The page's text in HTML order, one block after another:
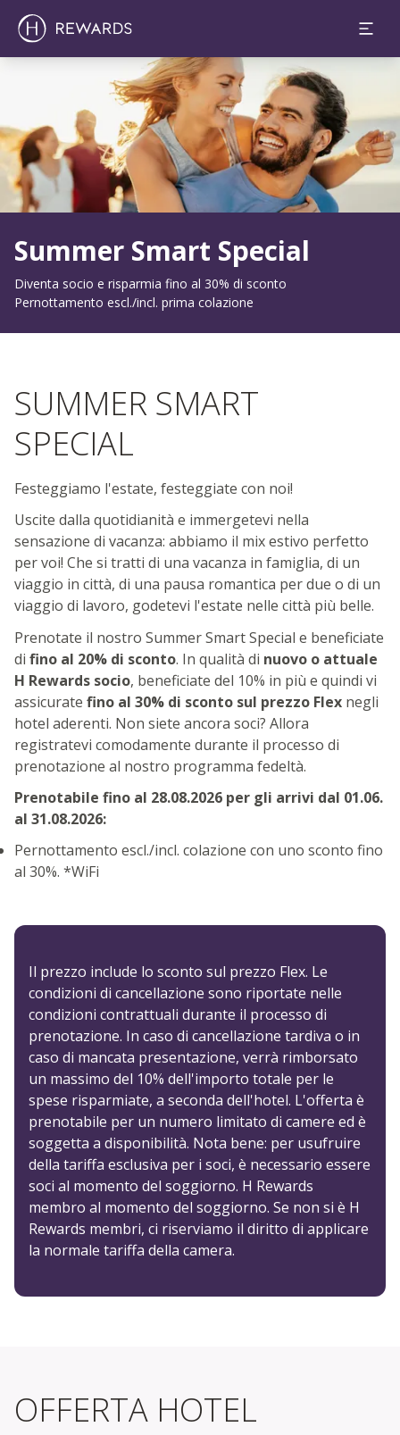
Summer Smart Special
Diventa socio e risparmia fino al 30% di sconto
Pernottamento escl./incl. prima colazione
SUMMER SMART
SPECIAL
Festeggiamo l'estate, festeggiate con noi!
Uscite dalla quotidianità e immergetevi nella
sensazione di vacanza: abbiamo il mix estivo perfetto
per voi! Che si tratti di una vacanza in famiglia, di un
viaggio in città, di una pausa romantica per due o di un
viaggio di lavoro, godetevi l'estate nelle città più belle.
Prenotate il nostro Summer Smart Special e beneficiate
di fino al 20% di sconto. In qualità di nuovo o attuale
H Rewards socio, beneficiate del 10% in più e quindi vi
assicurate fino al 30% di sconto sul prezzo Flex negli
hotel aderenti. Non siete ancora soci? Allora
registratevi comodamente durante il processo di
prenotazione al nostro programma fedeltà.
Prenotabile fino al 28.08.2026 per gli arrivi dal 01.06.
al 31.08.2026:
Pernottamento escl./incl. colazione con uno sconto fino
al 30%. *WiFi
Il prezzo include lo sconto sul prezzo Flex. Le
condizioni di cancellazione sono riportate nelle
condizioni contrattuali durante il processo di
prenotazione. In caso di cancellazione tardiva o in
caso di mancata presentazione, verrà rimborsato
un massimo del 10% dell'importo totale per le
spese risparmiate, a seconda dell'hotel. L'offerta è
prenotabile per un numero limitato di camere ed è
soggetta a disponibilità. Nota bene: per usufruire
della tariffa esclusiva per i soci, è necessario essere
soci al momento del soggiorno. H Rewards
membro al momento del soggiorno. Se non si è H
Rewards membri, ci riserviamo il diritto di applicare
la normale tariffa della camera.
OFFERTA HOTEL